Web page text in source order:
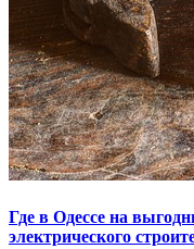
Где в Одессе на
электрического